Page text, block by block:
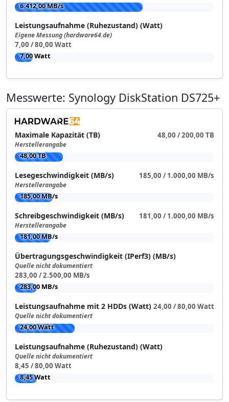
6.412,00 MB/s
Leistungsaufnahme (Ruhezustand) (Watt)
Eigene Messung (hardware64.de)
7,00 / 80,00 Watt
7,00 Watt
Messwerte: Synology DiskStation DS725+
Maximale Kapazität (TB)
Herstellerangabe
48,00 / 200,00 TB
48,00 TB
Lesegeschwindigkeit (MB/s)
Herstellerangabe
185,00 / 1.000,00 MB/s
185,00 MB/s
Schreibgeschwindigkeit (MB/s)
Herstellerangabe
181,00 / 1.000,00 MB/s
181,00 MB/s
Übertragungsgeschwindigkeit (IPerf3) (MB/s)
Quelle nicht dokumentiert
283,00 / 2.500,00 MB/s
283,00 MB/s
Leistungsaufnahme mit 2 HDDs (Watt)
Quelle nicht dokumentiert
24,00 / 80,00 Watt
24,00 Watt
Leistungsaufnahme (Ruhezustand) (Watt)
Quelle nicht dokumentiert
8,45 / 80,00 Watt
8,45 Watt